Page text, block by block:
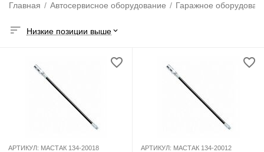
Главная / Автосервисное оборудование / Гаражное
Низкие позиции выше
АРТИКУЛ: МАСТАК 134-20018 АРТИКУЛ: МАСТАК 134-20012